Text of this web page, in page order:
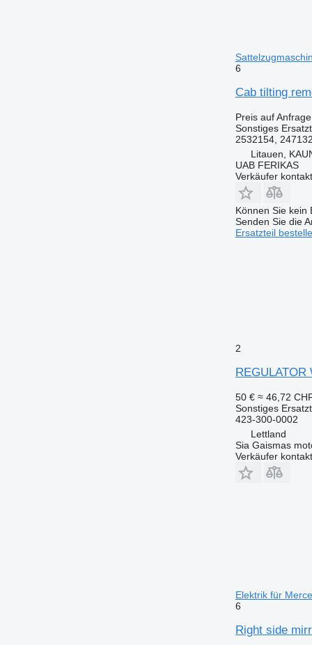
6
Cab tilting
Preis auf Anfrage
Sonstiges
2532154,
Litauen,
UAB FERIKAS
Verkäufer
Können Sie kein
Senden Sie die
Ersatzteil
2
REGULATOR
50 € ≈ 46,72
Sonstiges
423-300-0002
Lettland
Sia Gaismas
Verkäufer
Elektrik für
6
Right side